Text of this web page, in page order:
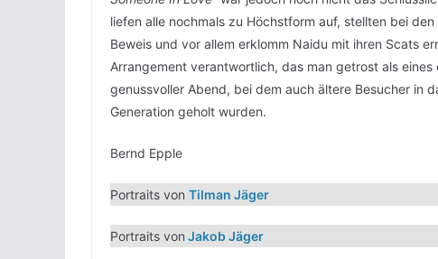
liefen alle nochmals zu Höchstform auf, stellten bei
Beweis und vor allem erklomm Naidu mit ihren Scats
Arrangement verantwortlich, das man getrost als
genussvoller Abend, bei dem auch ältere Besucher in
Generation geholt wurden.
Bernd Epple
Portraits von Tilman Jäger
Portraits von Jakob Jäger